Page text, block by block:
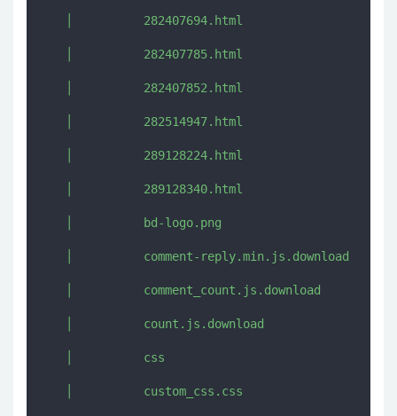
   │          282407694.html
   │          282407785.html
   │          282407852.html
   │          282514947.html
   │          289128224.html
   │          289128340.html
   │          bd-logo.png
   │          comment-reply.min.js.download
   │          comment_count.js.download
   │          count.js.download
   │          css
   │          custom_css.css